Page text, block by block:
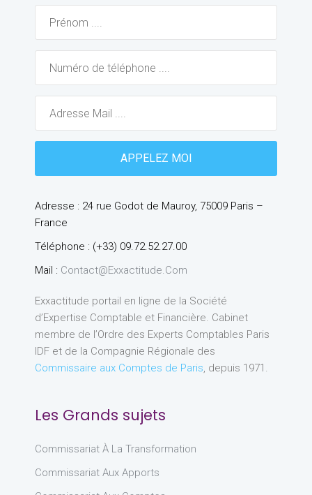
Adresse : 24 rue Godot de Mauroy, 75009 Paris –
France
Téléphone : (+33) 09.72.52.27.00
Mail : Contact@exxactitude.com
Exxactitude portail en ligne de la Société
d’Expertise Comptable et Financière. Cabinet
membre de l’Ordre des Experts Comptables Paris
IDF et de la Compagnie Régionale des
Commissaire aux Comptes de Paris, depuis 1971.
Les Grands sujets
Commissariat À La Transformation
Commissariat Aux Apports